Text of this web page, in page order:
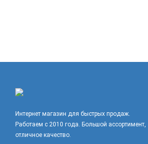
Интернет магазин для быстрых продаж.
Работаем с 2010 года. Большой ассортимент,
отличное качество.